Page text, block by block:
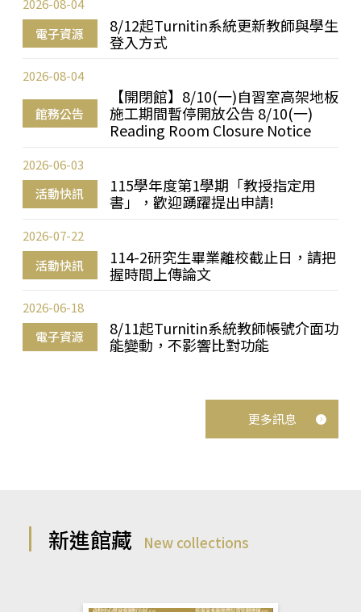
電子資源
8/12起Turnitin系統更新教師與學生
登入方式
2026-08-04
館務公告
【開閉館】8/10(一)自習室高架地板
施工期間暫停開放公告 8/10(一)
Reading Room Closure Notice
2026-08-04
活動快訊
115學年度第1學期「教授指定用
書」，歡迎踴躍提出申請!
2026-06-03
活動快訊
114-2研究生畢業離校截止日，請把
握時間上傳論文
2026-07-22
電子資源
8/11起Turnitin系統教師帳號介面功
能變動，不影響比對功能
2026-06-18
更多訊息
新進館藏 New collections